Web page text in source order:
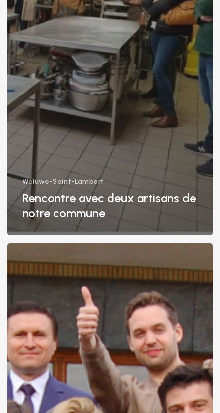
Woluwe-Saint-Lambert
Rencontre avec deux artisans de
notre commune
UN
PROGRAMME,
130